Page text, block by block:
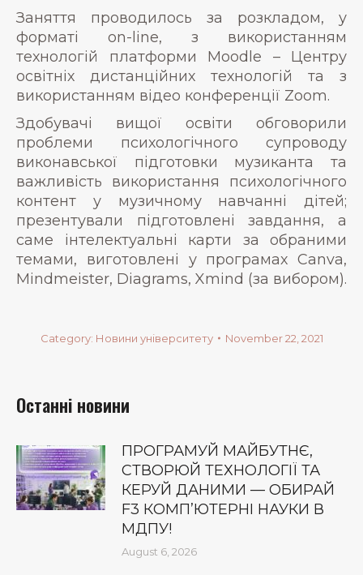
Заняття проводилось за розкладом, у
форматі on-line, з використанням
технологій платформи Moodle – Центру
освітніх дистанційних технологій та з
використанням відео конференції Zoom.
Здобувачі вищої освіти обговорили
проблеми психологічного супроводу
виконавської підготовки музиканта та
важливість використання психологічного
контент у музичному навчанні дітей;
презентували підготовлені завдання, а
саме інтелектуальні карти за обраними
темами, виготовлені у програмах Canva,
Mindmeister, Diagrams, Xmind (за вибором).
Category: Новини університету November 22, 2021
Останні новини
ПРОГРАМУЙ МАЙБУТНЄ,
СТВОРЮЙ ТЕХНОЛОГІЇ ТА
КЕРУЙ ДАНИМИ — ОБИРАЙ
F3 КОМП’ЮТЕРНІ НАУКИ В
МДПУ!
August 6, 2026